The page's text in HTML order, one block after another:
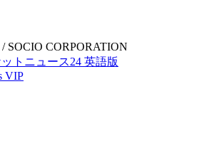
/ SOCIO CORPORATION
ットニュース24 英語版